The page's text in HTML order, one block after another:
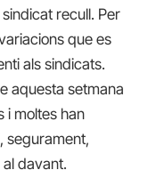
recull. Per
que es
als sindicats.
aquesta setmana
i moltes han
segurament,
davant.